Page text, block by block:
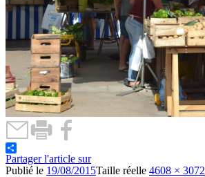
Partager l'article sur
Publié le 19/08/2015Taille réelle 4608 × 3072